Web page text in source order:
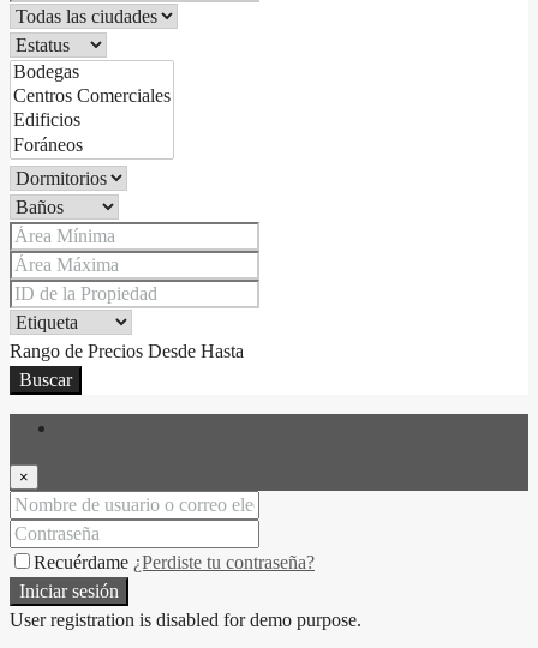
Rango de Precios Desde Hasta
Buscar
×
Recuérdame ¿Perdiste tu contraseña?
Iniciar sesión
User registration is disabled for demo purpose.